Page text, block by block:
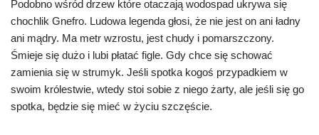
Podobno wśród drzew które otaczają wodospad ukrywa się
chochlik Gnefro. Ludowa legenda głosi, że nie jest on ani ładny
ani mądry. Ma metr wzrostu, jest chudy i pomarszczony.
Śmieje się dużo i lubi płatać figle. Gdy chce się schować
zamienia się w strumyk. Jeśli spotka kogoś przypadkiem w
swoim królestwie, wtedy stoi sobie z niego żarty, ale jeśli się go
spotka, będzie się mieć w życiu szczęście.